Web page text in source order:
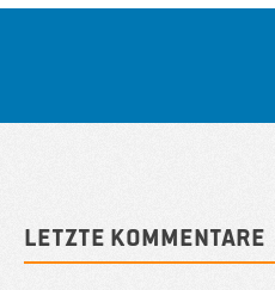
Letzte Kommentare